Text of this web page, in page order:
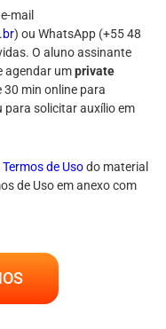
mail
) ou WhatsApp (+55 48
O aluno assinante
agendar umprivate
min online para
para solicitar auxílio em
Termos de Usodo material
de Uso em anexo com